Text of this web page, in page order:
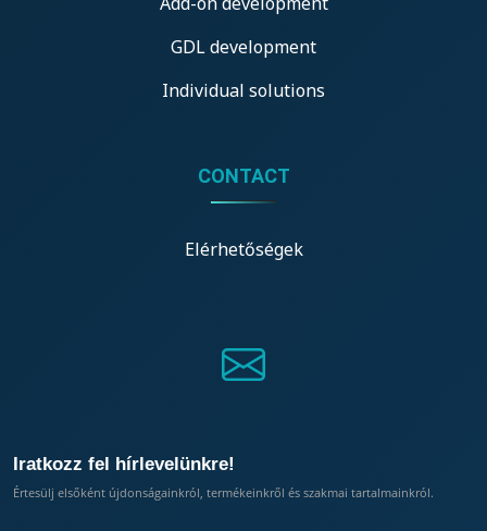
GDL development
Individual solutions
CONTACT
Elérhetőségek
Iratkozz fel hírlevelünkre!
Értesülj elsőként újdonságainkról, termékeinkről és szakmai tartalmainkról.